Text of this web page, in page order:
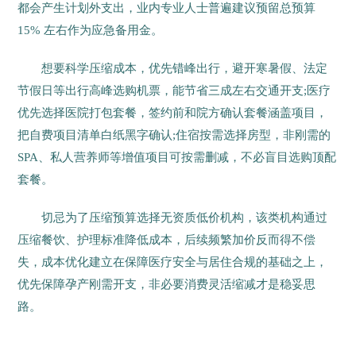
都会产生计划外支出，业内专业人士普遍建议预留总预算
15% 左右作为应急备用金。
想要科学压缩成本，优先错峰出行，避开寒暑假、法定
节假日等出行高峰选购机票，能节省三成左右交通开支;医疗
优先选择医院打包套餐，签约前和院方确认套餐涵盖项目，
把自费项目清单白纸黑字确认;住宿按需选择房型，非刚需的
SPA、私人营养师等增值项目可按需删减，不必盲目选购顶配
套餐。
切忌为了压缩预算选择无资质低价机构，该类机构通过
压缩餐饮、护理标准降低成本，后续频繁加价反而得不偿
失，成本优化建立在保障医疗安全与居住合规的基础之上，
优先保障孕产刚需开支，非必要消费灵活缩减才是稳妥思
路。